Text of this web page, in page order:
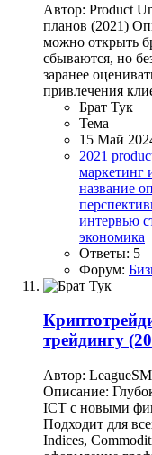
Автор: Product
планов (2021)
можно открыть
сбываются, но
заранее
привлечения
Брат Тук
Тема
15 Май
2021
маркетинг
название
интервью
экономика
Ответы: 5
Форум:
трейдингу
Автор:
Описание:
ICT с новыми
Подходит для
Indices,